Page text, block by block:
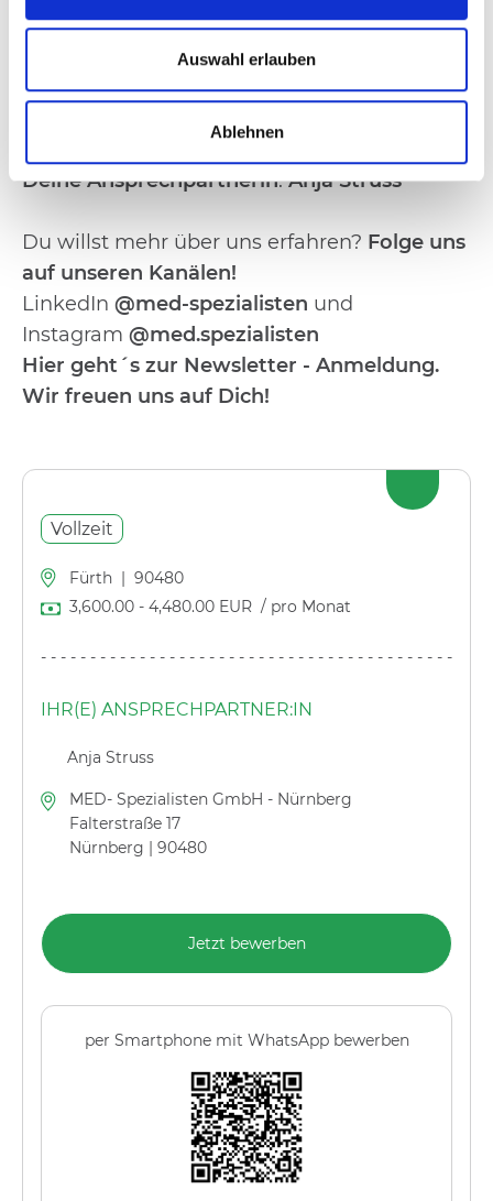
Auswahl erlauben
Ablehnen
Einsatzbereitschaft
Dein Weg zu uns:
Deine Ansprechpartnerin: Anja Struss
Du willst mehr über uns erfahren? Folge uns
auf unseren Kanälen!
LinkedIn @med-spezialisten und
Instagram @med.spezialisten
Hier geht´s zur Newsletter - Anmeldung.
Wir freuen uns auf Dich!
Vollzeit
Fürth | 90480
3,600.00 - 4,480.00 EUR / pro Monat
IHR(E) ANSPRECHPARTNER:IN
Anja Struss
MED- Spezialisten GmbH - Nürnberg
Falterstraße 17
Nürnberg | 90480
Jetzt bewerben
per Smartphone mit WhatsApp bewerben